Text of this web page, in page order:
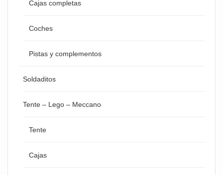
Cajas completas
Coches
Pistas y complementos
Soldaditos
Tente – Lego – Meccano
Tente
Cajas